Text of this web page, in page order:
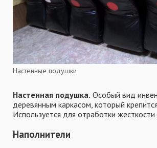
Настенные подушки
Настенная подушка. Особый вид
деревянным каркасом, который
Используется для отработки
Наполнители